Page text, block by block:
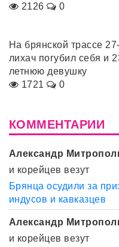
2126
0
На брянской трассе
лихач погубил себя и
летнюю девушку
1721
0
КОММЕНТАРИИ
Александр
и корейцев везут
Брянца осудили за
индусов и кавказцев
Александр
и корейцев везут